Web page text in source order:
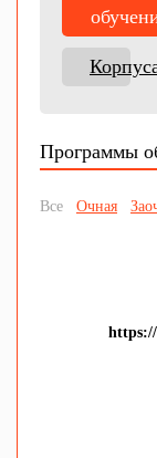
Программы
Все Очная